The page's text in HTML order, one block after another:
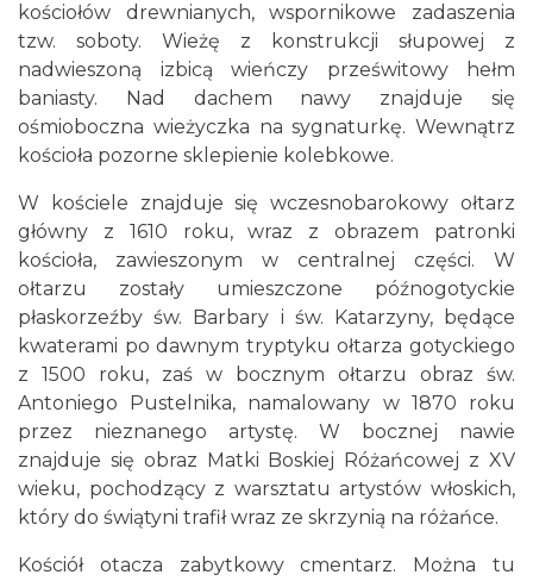
kościołów drewnianych, wspornikowe zadaszenia
tzw. soboty. Wieżę z konstrukcji słupowej z
nadwieszoną izbicą wieńczy prześwitowy hełm
baniasty. Nad dachem nawy znajduje się
ośmioboczna wieżyczka na sygnaturkę. Wewnątrz
kościoła pozorne sklepienie kolebkowe.
W kościele znajduje się wczesnobarokowy ołtarz
główny z 1610 roku, wraz z obrazem patronki
kościoła, zawieszonym w centralnej części. W
ołtarzu zostały umieszczone późnogotyckie
płaskorzeźby św. Barbary i św. Katarzyny, będące
kwaterami po dawnym tryptyku ołtarza gotyckiego
z 1500 roku, zaś w bocznym ołtarzu obraz św.
Antoniego Pustelnika, namalowany w 1870 roku
przez nieznanego artystę. W bocznej nawie
znajduje się obraz Matki Boskiej Różańcowej z XV
wieku, pochodzący z warsztatu artystów włoskich,
który do świątyni trafił wraz ze skrzynią na różańce.
Kościół otacza zabytkowy cmentarz. Można tu